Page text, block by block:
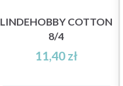
LINDEHOBBY COTTON
8/4
11,40 zł